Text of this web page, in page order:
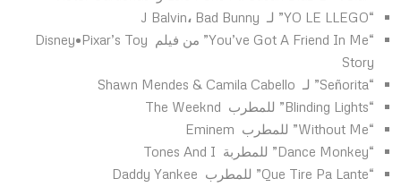
“YO LE LLEGO” لـ
، Bad Bunny
“You’ve Got A Friend In Me” من فيلم
Disney•Pixar’s Toy
Story
“Señorita” لـ
“Blinding Lights” للمطرب The Weeknd
“Without Me” للمطرب Eminem
“Dance Monkey” للمطربة
“Que Tire Pa Lante” للمطرب